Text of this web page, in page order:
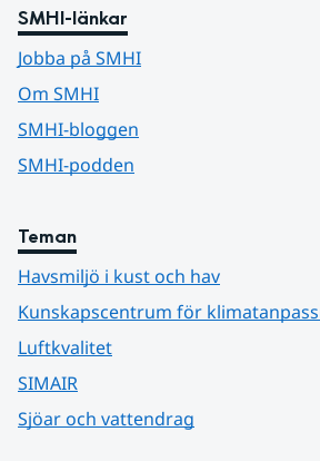
SMHI-länkar
Jobba på SMHI
Om SMHI
SMHI-bloggen
SMHI-podden
Teman
Havsmiljö i kust och hav
Kunskapscentrum för
Luftkvalitet
SIMAIR
Sjöar och vattendrag